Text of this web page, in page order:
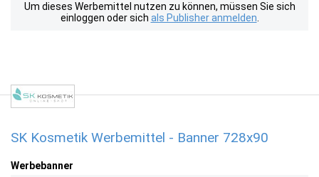
Um dieses Werbemittel nutzen zu können, müssen Sie sich
einloggen oder sich als Publisher anmelden
SK Kosmetik Werbemittel - Banner 728x90
Werbebanner